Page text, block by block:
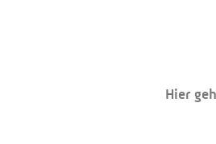
Hier